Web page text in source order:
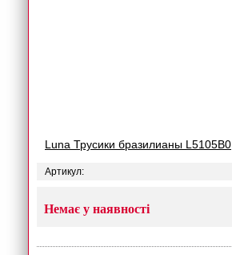
Luna Трусики бразилианы L5105B0
Артикул:
Немає у наявності